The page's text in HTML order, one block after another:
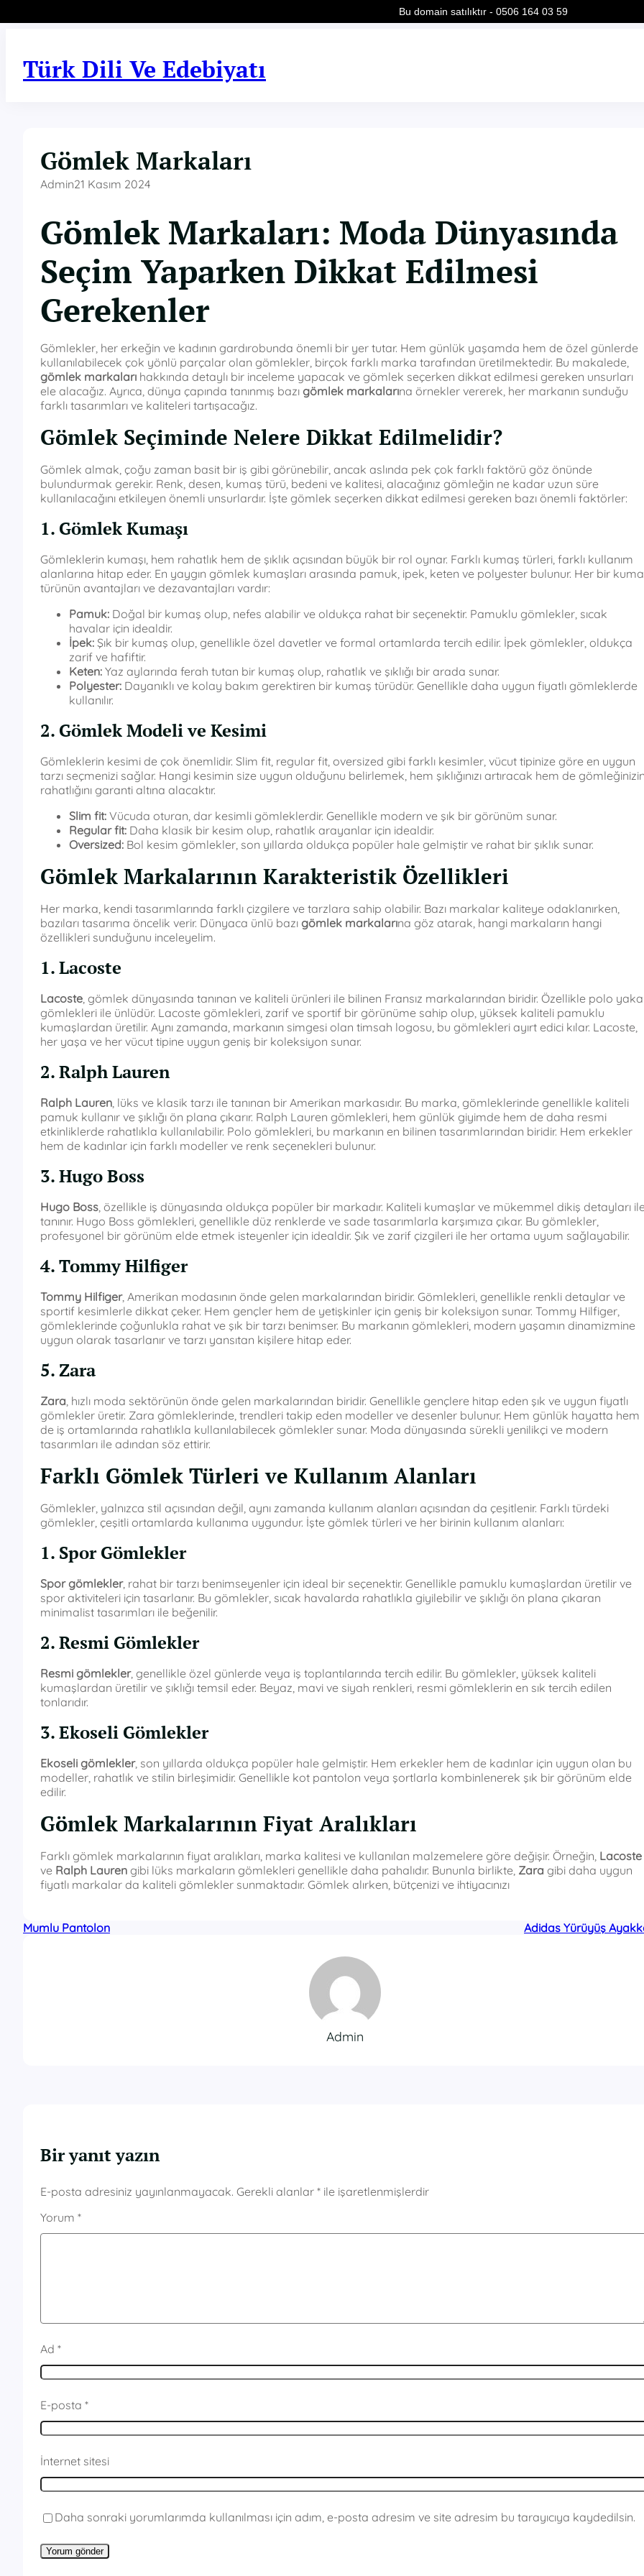
Türk Dili Ve Edebiyatı
Gömlek Markaları
Admin21 Kasım 2024
Gömlek Markaları: Moda Dünyasında
Seçim Yaparken Dikkat Edilmesi
Gerekenler
Gömlekler, her erkeğin ve kadının gardırobunda önemli bir yer tutar. Hem günlük yaşamda hem de özel günlerde
kullanılabilecek çok yönlü parçalar olan gömlekler, birçok farklı marka tarafından üretilmektedir. Bu makalede,
gömlek markaları hakkında detaylı bir inceleme yapacak ve gömlek seçerken dikkat edilmesi gereken unsurları
ele alacağız. Ayrıca, dünya çapında tanınmış bazı gömlek markalarına örnekler vererek, her markanın sunduğu
farklı tasarımları ve kaliteleri tartışacağız.
Gömlek Seçiminde Nelere Dikkat Edilmelidir?
Gömlek almak, çoğu zaman basit bir iş gibi görünebilir, ancak aslında pek çok farklı faktörü göz önünde
bulundurmak gerekir. Renk, desen, kumaş türü, bedeni ve kalitesi, alacağınız gömleğin ne kadar uzun süre
kullanılacağını etkileyen önemli unsurlardır. İşte gömlek seçerken dikkat edilmesi gereken bazı önemli faktörler:
1. Gömlek Kumaşı
Gömleklerin kumaşı, hem rahatlık hem de şıklık açısından büyük bir rol oynar. Farklı kumaş türleri, farklı kullanım
alanlarına hitap eder. En yaygın gömlek kumaşları arasında pamuk, ipek, keten ve polyester bulunur. Her bir
türünün avantajları ve dezavantajları vardır:
Pamuk: Doğal bir kumaş olup, nefes alabilir ve oldukça rahat bir seçenektir. Pamuklu gömlekler, sıcak
havalar için idealdir.
İpek: Şık bir kumaş olup, genellikle özel davetler ve formal ortamlarda tercih edilir. İpek gömlekler, oldukça
zarif ve hafiftir.
Keten: Yaz aylarında ferah tutan bir kumaş olup, rahatlık ve şıklığı bir arada sunar.
Polyester: Dayanıklı ve kolay bakım gerektiren bir kumaş türüdür. Genellikle daha uygun fiyatlı gömleklerde
kullanılır.
2. Gömlek Modeli ve Kesimi
Gömleklerin kesimi de çok önemlidir. Slim fit, regular fit, oversized gibi farklı kesimler, vücut tipinize göre en uygun
tarzı seçmenizi sağlar. Hangi kesimin size uygun olduğunu belirlemek, hem şıklığınızı artıracak hem de
rahatlığını garanti altına alacaktır.
Slim fit: Vücuda oturan, dar kesimli gömleklerdir. Genellikle modern ve şık bir görünüm sunar.
Regular fit: Daha klasik bir kesim olup, rahatlık arayanlar için idealdir.
Oversized: Bol kesim gömlekler, son yıllarda oldukça popüler hale gelmiştir ve rahat bir şıklık sunar.
Gömlek Markalarının Karakteristik Özellikleri
Her marka, kendi tasarımlarında farklı çizgilere ve tarzlara sahip olabilir. Bazı markalar kaliteye odaklanırken,
bazıları tasarıma öncelik verir. Dünyaca ünlü bazı gömlek markalarına göz atarak, hangi markaların hangi
özellikleri sunduğunu inceleyelim.
1. Lacoste
Lacoste, gömlek dünyasında tanınan ve kaliteli ürünleri ile bilinen Fransız markalarından biridir. Özellikle polo yaka
gömlekleri ile ünlüdür. Lacoste gömlekleri, zarif ve sportif bir görünüme sahip olup, yüksek kaliteli pamuklu
kumaşlardan üretilir. Aynı zamanda, markanın simgesi olan timsah logosu, bu gömlekleri ayırt edici kılar. Lacoste,
her yaşa ve her vücut tipine uygun geniş bir koleksiyon sunar.
2. Ralph Lauren
Ralph Lauren, lüks ve klasik tarzı ile tanınan bir Amerikan markasıdır. Bu marka, gömleklerinde genellikle kaliteli
pamuk kullanır ve şıklığı ön plana çıkarır. Ralph Lauren gömlekleri, hem günlük giyimde hem de daha resmi
etkinliklerde rahatlıkla kullanılabilir. Polo gömlekleri, bu markanın en bilinen tasarımlarından biridir. Hem erkekler
hem de kadınlar için farklı modeller ve renk seçenekleri bulunur.
3. Hugo Boss
Hugo Boss, özellikle iş dünyasında oldukça popüler bir markadır. Kaliteli kumaşlar ve mükemmel dikiş detayları
tanınır. Hugo Boss gömlekleri, genellikle düz renklerde ve sade tasarımlarla karşımıza çıkar. Bu gömlekler,
profesyonel bir görünüm elde etmek isteyenler için idealdir. Şık ve zarif çizgileri ile her ortama uyum sağlayabilir.
4. Tommy Hilfiger
Tommy Hilfiger, Amerikan modasının önde gelen markalarından biridir. Gömlekleri, genellikle renkli detaylar ve
sportif kesimlerle dikkat çeker. Hem gençler hem de yetişkinler için geniş bir koleksiyon sunar. Tommy Hilfiger,
gömleklerinde çoğunlukla rahat ve şık bir tarzı benimser. Bu markanın gömlekleri, modern yaşamın dinamizmine
uygun olarak tasarlanır ve tarzı yansıtan kişilere hitap eder.
5. Zara
Zara, hızlı moda sektörünün önde gelen markalarından biridir. Genellikle gençlere hitap eden şık ve uygun fiyatlı
gömlekler üretir. Zara gömleklerinde, trendleri takip eden modeller ve desenler bulunur. Hem günlük hayatta hem
de iş ortamlarında rahatlıkla kullanılabilecek gömlekler sunar. Moda dünyasında sürekli yenilikçi ve modern
tasarımları ile adından söz ettirir.
Farklı Gömlek Türleri ve Kullanım Alanları
Gömlekler, yalnızca stil açısından değil, aynı zamanda kullanım alanları açısından da çeşitlenir. Farklı türdeki
gömlekler, çeşitli ortamlarda kullanıma uygundur. İşte gömlek türleri ve her birinin kullanım alanları:
1. Spor Gömlekler
Spor gömlekler, rahat bir tarzı benimseyenler için ideal bir seçenektir. Genellikle pamuklu kumaşlardan üretilir ve
spor aktiviteleri için tasarlanır. Bu gömlekler, sıcak havalarda rahatlıkla giyilebilir ve şıklığı ön plana çıkaran
minimalist tasarımları ile beğenilir.
2. Resmi Gömlekler
Resmi gömlekler, genellikle özel günlerde veya iş toplantılarında tercih edilir. Bu gömlekler, yüksek kaliteli
kumaşlardan üretilir ve şıklığı temsil eder. Beyaz, mavi ve siyah renkleri, resmi gömleklerin en sık tercih edilen
tonlarıdır.
3. Ekoseli Gömlekler
Ekoseli gömlekler, son yıllarda oldukça popüler hale gelmiştir. Hem erkekler hem de kadınlar için uygun olan bu
modeller, rahatlık ve stilin birleşimidir. Genellikle kot pantolon veya şortlarla kombinlenerek şık bir görünüm elde
edilir.
Gömlek Markalarının Fiyat Aralıkları
Farklı gömlek markalarının fiyat aralıkları, marka kalitesi ve kullanılan malzemelere göre değişir. Örneğin, Lacoste
ve Ralph Lauren gibi lüks markaların gömlekleri genellikle daha pahalıdır. Bununla birlikte, Zara gibi daha uygun
fiyatlı markalar da kaliteli gömlekler sunmaktadır. Gömlek alırken, bütçenizi ve ihtiyacınızı
Mumlu Pantolon Adidas Yürüyüş
Admin
Bir yanıt yazın
E-posta adresiniz yayınlanmayacak. Gerekli alanlar * ile işaretlenmişlerdir
Yorum *
Ad *
E-posta *
İnternet sitesi
Daha sonraki yorumlarımda kullanılması için adım, e-posta adresim ve site adresim bu tarayıcıya kaydedilsin.
Bu domain satılıktır - 0506 164 03 59